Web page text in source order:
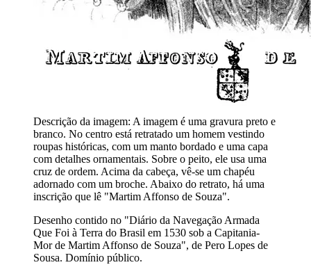
Descrição da imagem: A imagem é uma gravura preto e
branco. No centro está retratado um homem vestindo
roupas históricas, com um manto bordado e uma capa
com detalhes ornamentais. Sobre o peito, ele usa uma
cruz de ordem. Acima da cabeça, vê-se um chapéu
adornado com um broche. Abaixo do retrato, há uma
inscrição que lê "Martim Affonso de Souza".
Desenho contido no "Diário da Navegação Armada
Que Foi à Terra do Brasil em 1530 sob a Capitania-
Mor de Martim Affonso de Souza", de Pero Lopes de
Sousa. Domínio público.